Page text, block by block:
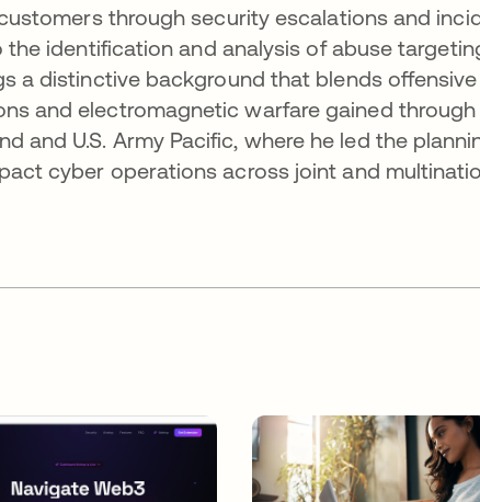
through security escalations and
identification and analysis of abuse
a distinctive background that blends offensive
and electromagnetic warfare gained through
and U.S. Army Pacific, where he led the
cyber operations across joint and